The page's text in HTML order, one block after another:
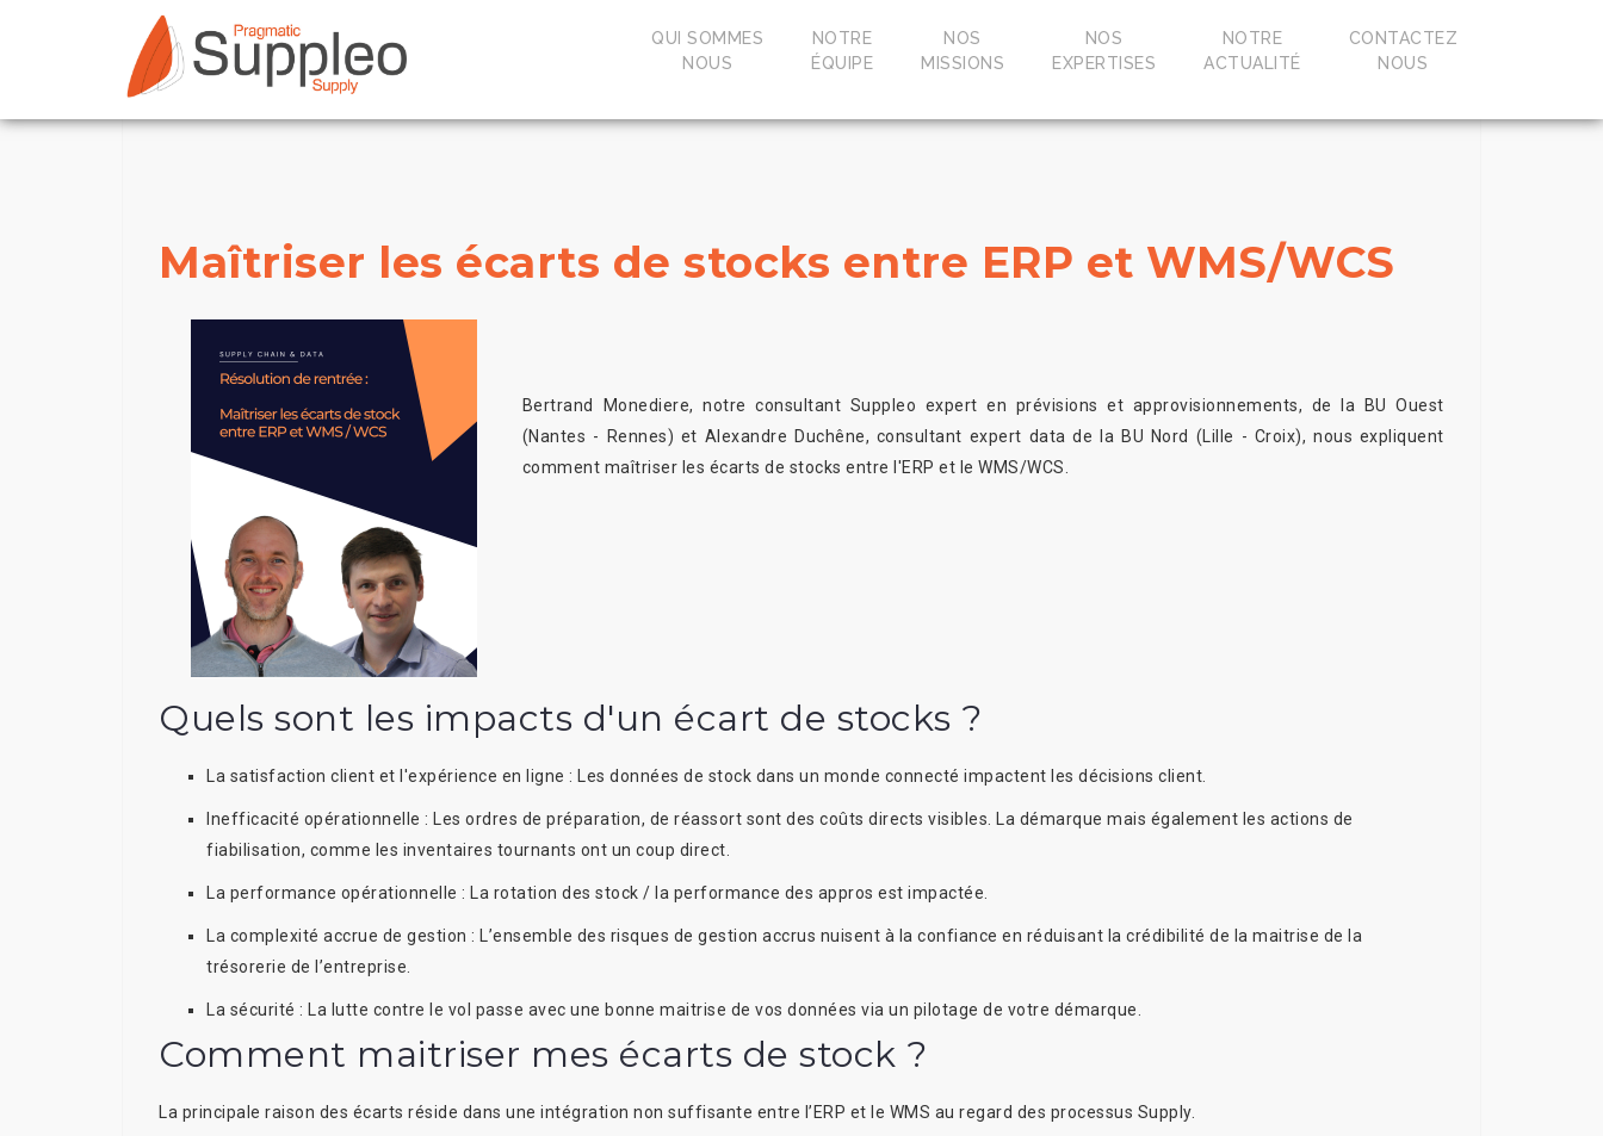
QUI SOMMES
NOUS
NOTRE
ÉQUIPE
NOS
MISSIONS
NOS
EXPERTISES
NOTRE
ACTUALITÉ
CONTACTEZ
NOUS
Maîtriser les écarts de stocks entre ERP et WMS/WCS
Bertrand Monediere, notre consultant Suppleo expert en prévisions et approvisionnements, de la BU Ouest
(Nantes - Rennes) et Alexandre Duchêne, consultant expert data de la BU Nord (Lille - Croix), nous expliquent
comment maîtriser les écarts de stocks entre l'ERP et le WMS/WCS.
Quels sont les impacts d'un écart de stocks ?
La satisfaction client et l'expérience en ligne : Les données de stock dans un monde connecté impactent les décisions client.
Inefficacité opérationnelle :
Les ordres de préparation, de réassort sont des coûts directs visibles. La démarque mais également les actions de
fiabilisation, comme les inventaires tournants ont un coup direct.
La performance opérationnelle : La rotation des stock / la performance des appros est impactée.
La complexité accrue de gestion :
L’ensemble des risques de gestion accrus nuisent à la confiance en réduisant la crédibilité de la maitrise de la
trésorerie de l’entreprise.
La sécurité : La lutte contre le vol passe avec une bonne maitrise de vos données via un pilotage de votre démarque.
Comment maitriser mes écarts de stock ?
La principale raison des écarts réside dans une intégration non suffisante entre l’ERP et le WMS au regard des processus Supply.